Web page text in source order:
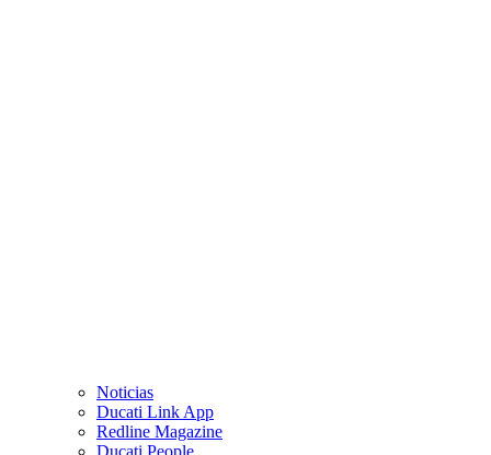
Noticias
Ducati Link App
Redline Magazine
Ducati People